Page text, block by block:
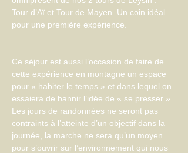
Tour d’Aï et Tour de Mayen. Un coin idéal
pour une première expérience.
Ce séjour est aussi l’occasion de faire de
cette expérience en montagne un espace
pour « habiter le temps » et dans lequel on
essaiera de bannir l’idée de « se presser ».
Les jours de randonnées ne seront pas
contraints à l’atteinte d’un objectif dans la
journée, la marche ne sera qu’un moyen
pour s’ouvrir sur l’environnement qui nous